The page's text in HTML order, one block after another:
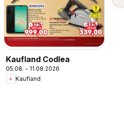
Kaufland Codlea
05.08. - 11.08.2026
Kaufland